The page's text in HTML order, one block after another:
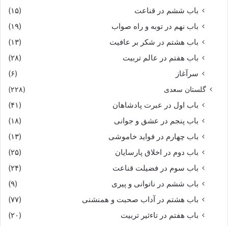
باب ششم در قناعت
(۱۵)
باب نهم در توبه و راه صواب
(۱۹)
باب هشتم در شکر بر عافیت
(۱۳)
باب هفتم در عالم تربیت
(۲۸)
سرآغاز
(۶)
گلستان سعدی (۲۲۸)
باب اول در عبرت پادشاهان
(۴۱)
باب پنجم در عشق و جوانى
(۱۸)
باب چهارم در فواید خاموشى
(۱۳)
باب دوم در اخلاق پارسایان
(۲۵)
باب سوم در فضیلت قناعت
(۲۴)
باب ششم در ناتوانى و پیرى
(۹)
باب هشتم در آداب صحبت و همنشنى
(۷۷)
باب هفتم در تاءثیر تربیت
(۲۰)